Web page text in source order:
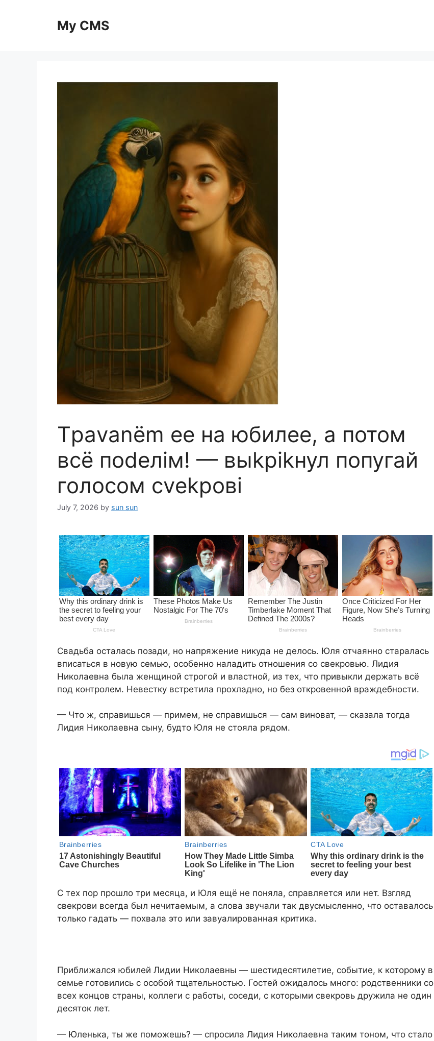
My CMS
Tраvаnёm ее на юбилее, а потом
всё поdелiм! — выkрikнул попугай
голосом сvеkровi
July 7, 2026 by sun sun
Свадьба осталась позади, но напряжение никуда не делось. Юля отчаянно старалась
вписаться в новую семью, особенно наладить отношения со свекровью. Лидия
Николаевна была женщиной строгой и властной, из тех, что привыкли держать всё
под контролем. Невестку встретила прохладно, но без откровенной враждебности.
— Что ж, справишься — примем, не справишься — сам виноват, — сказала тогда
Лидия Николаевна сыну, будто Юля не стояла рядом.
С тех пор прошло три месяца, и Юля ещё не поняла, справляется или нет. Взгляд
свекрови всегда был нечитаемым, а слова звучали так двусмысленно, что оставалось
только гадать — похвала это или завуалированная критика.
Приближался юбилей Лидии Николаевны — шестидесятилетие, событие, к которому в
семье готовились с особой тщательностью. Гостей ожидалось много: родственники со
всех концов страны, коллеги с работы, соседи, с которыми свекровь дружила не один
десяток лет.
— Юленька, ты же поможешь? — спросила Лидия Николаевна таким тоном, что стало